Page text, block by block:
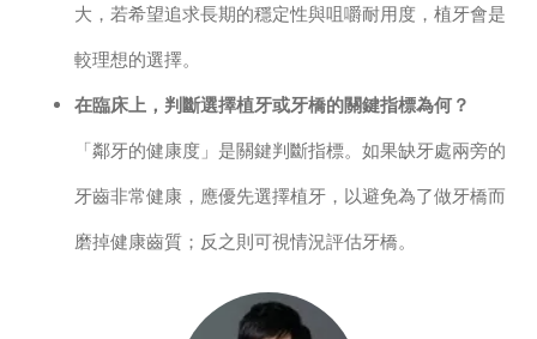
大，若希望追求長期的穩定性與咀嚼耐用度，植牙會是
較理想的選擇。
在臨床上，判斷選擇植牙或牙橋的關鍵指標為何？
「鄰牙的健康度」是關鍵判斷指標。如果缺牙處兩旁的
牙齒非常健康，應優先選擇植牙，以避免為了做牙橋而
磨掉健康齒質；反之則可視情況評估牙橋。